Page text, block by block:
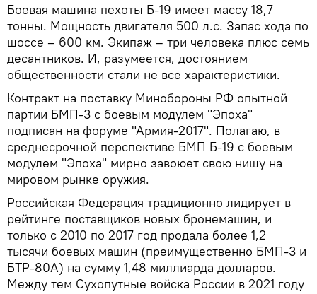
Боевая машина пехоты Б-19 имеет массу 18,7
тонны. Мощность двигателя 500 л.с. Запас хода по
шоссе – 600 км. Экипаж – три человека плюс семь
десантников. И, разумеется, достоянием
общественности стали не все характеристики.
Контракт на поставку Минобороны РФ опытной
партии БМП-3 с боевым модулем "Эпоха"
подписан на форуме "Армия-2017". Полагаю, в
среднесрочной перспективе БМП Б-19 с боевым
модулем "Эпоха" мирно завоюет свою нишу на
мировом рынке оружия.
Российская Федерация традиционно лидирует в
рейтинге поставщиков новых бронемашин, и
только с 2010 по 2017 год продала более 1,2
тысячи боевых машин (преимущественно БМП-3 и
БТР-80А) на сумму 1,48 миллиарда долларов.
Между тем Сухопутные войска России в 2021 году